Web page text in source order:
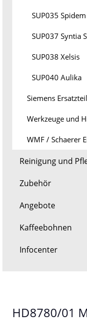
SUP035
SUP037 Syntia
SUP038 Xelsis
SUP040 Aulika
Siemens
Werkzeuge und
WMF / Schaerer
Reinigung und
Zubehör
Angebote
Kaffeebohnen
Infocenter
HD8780/01